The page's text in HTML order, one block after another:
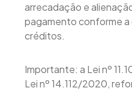
arrecadação e
pagamento conforme a
créditos.
Importante: a Lei nº
Lei nº 14.112/2020,